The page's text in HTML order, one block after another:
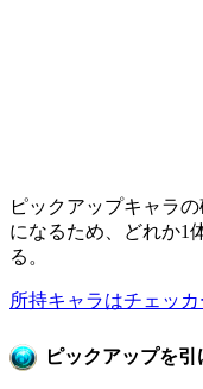
ピックアップキャラ
になるため、どれか1
る。
所持キャラはチェッカ
ピックアップを引